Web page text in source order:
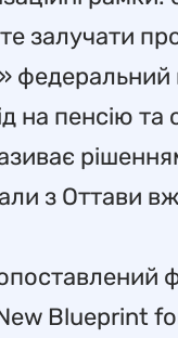
залучати
федеральний
на пенсію
з Оттави
Blueprint